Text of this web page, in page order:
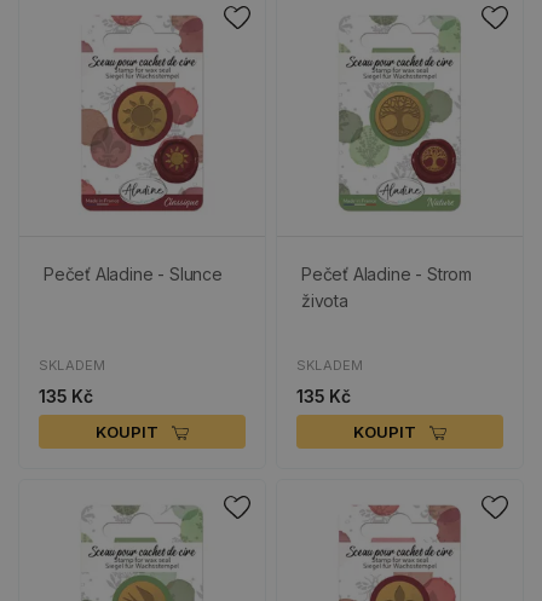
Pečeť Aladine - Slunce
SKLADEM
135 Kč
KOUPIT
Pečeť Aladine - Strom
života
SKLADEM
135 Kč
KOUPIT